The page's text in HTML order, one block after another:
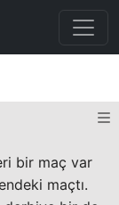
bir maç var
maçtı.